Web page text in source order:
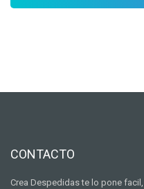
CONTACTO
Crea Despedidas te lo pone